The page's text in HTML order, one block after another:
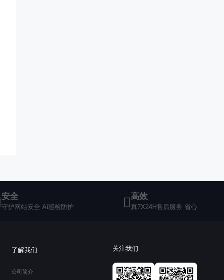
安全
守护网站安全 Ai巡检防护
高效
真7X24H售后服务 省心
了解我们
公司简介
关注我们